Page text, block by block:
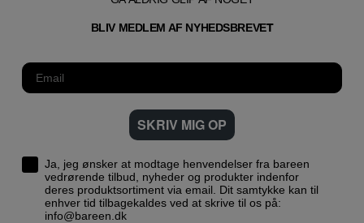
BLIV MEDLEM AF NYHEDSBREVET
SKRIV MIG OP
Ja, jeg ønsker at modtage henvendelser fra bareen
vedrørende tilbud, nyheder og produkter indenfor
deres produktsortiment via email. Dit samtykke kan til
enhver tid tilbagekaldes ved at skrive til os på:
info@bareen.dk